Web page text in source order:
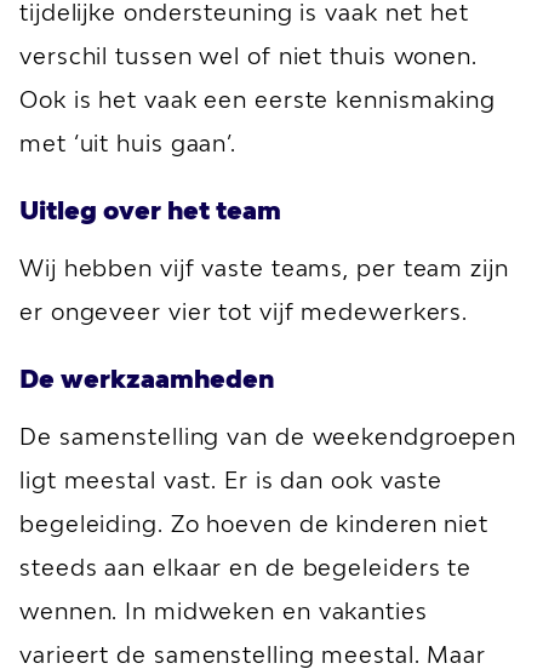
tijdelijke ondersteuning is vaak net het
verschil tussen wel of niet thuis wonen.
Ook is het vaak een eerste kennismaking
met ‘uit huis gaan’.
Uitleg over het team
Wij hebben vijf vaste teams, per team zijn
er ongeveer vier tot vijf medewerkers.
De werkzaamheden
De samenstelling van de weekendgroepen
ligt meestal vast. Er is dan ook vaste
begeleiding. Zo hoeven de kinderen niet
steeds aan elkaar en de begeleiders te
wennen. In midweken en vakanties
varieert de samenstelling meestal. Maar